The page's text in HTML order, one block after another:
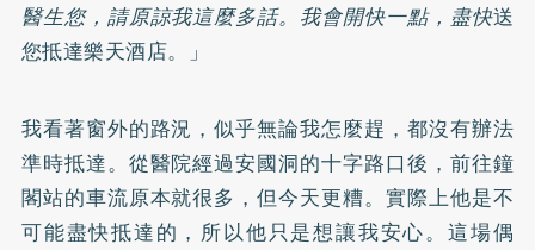
醫生您，請原諒我這麼多話。我會開快一點，盡快送
您抵達樂天酒店。」
我看著窗外的路況，似乎無論我怎麼趕，都沒有辦法
準時抵達。從醫院經過安國洞的十字路口後，前往鐘
閣站的車流原本就很多，但今天更糟。實際上他是不
可能盡快抵達的，所以他只是想讓我安心。這場偶